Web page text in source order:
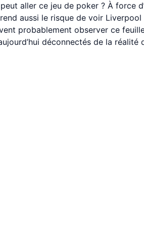
peut aller ce jeu de poker ? À force
aussi le risque de voir
probablement observer ce
déconnectés de la réalité